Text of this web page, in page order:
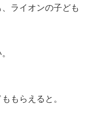
ライオンの子ども
もらえると。